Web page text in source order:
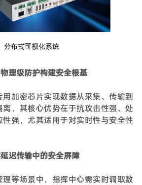
分布式可视化系统
理级防护构建安全根基
加密芯片实现数据从采集、传输到
，其核心优势在于抗攻击性强、处
强，尤其适用于对实时性与安全性
延迟传输中的安全屏障
等场景中，指挥中心需实时调取数